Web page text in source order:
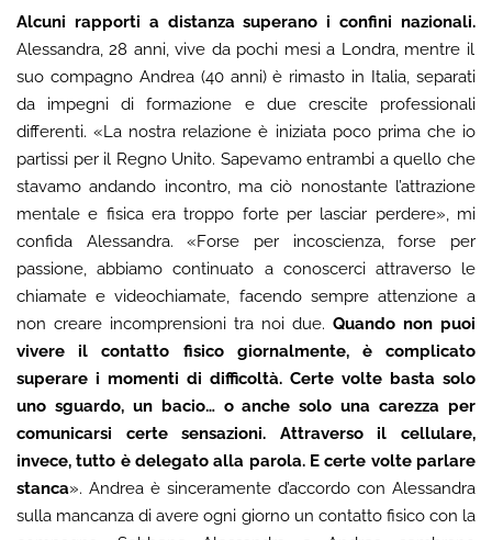
Alcuni rapporti a distanza superano i confini nazionali.
Alessandra, 28 anni, vive da pochi mesi a Londra, mentre il
suo compagno Andrea (40 anni) è rimasto in Italia, separati
da impegni di formazione e due crescite professionali
differenti. «La nostra relazione è iniziata poco prima che io
partissi per il Regno Unito. Sapevamo entrambi a quello che
stavamo andando incontro, ma ciò nonostante l’attrazione
mentale e fisica era troppo forte per lasciar perdere», mi
confida Alessandra. «Forse per incoscienza, forse per
passione, abbiamo continuato a conoscerci attraverso le
chiamate e videochiamate, facendo sempre attenzione a
non creare incomprensioni tra noi due. Quando non puoi
vivere il contatto fisico giornalmente, è complicato
superare i momenti di difficoltà. Certe volte basta solo
uno sguardo, un bacio… o anche solo una carezza per
comunicarsi certe sensazioni. Attraverso il cellulare,
invece, tutto è delegato alla parola. E certe volte parlare
stanca». Andrea è sinceramente d’accordo con Alessandra
sulla mancanza di avere ogni giorno un contatto fisico con la